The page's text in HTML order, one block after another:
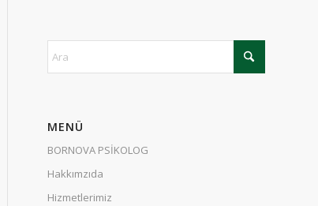
MENÜ
BORNOVA PSİKOLOG
Hakkımzıda
Hizmetlerimiz